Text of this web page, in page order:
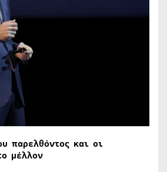
παρελθόντος και οι
μέλλον